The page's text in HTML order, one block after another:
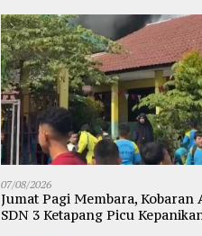
07/08/2026
Jumat Pagi Membara, Kobaran
SDN 3 Ketapang Picu